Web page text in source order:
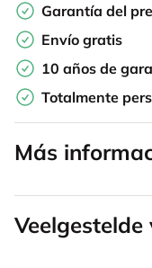
Garantía del
Envío gratis
10 años de
Totalmente
Más
Veelgestelde